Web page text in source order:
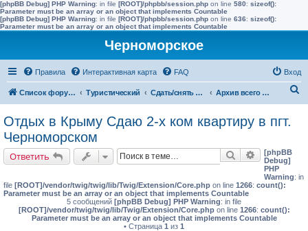
[phpBB Debug] PHP Warning: in file [ROOT]/phpbb/session.php on line 580: sizeof():
Parameter must be an array or an object that implements Countable
[phpBB Debug] PHP Warning: in file [ROOT]/phpbb/session.php on line 636: sizeof():
Parameter must be an array or an object that implements Countable
Черноморское
Правила Интерактивная карта FAQ Вход
Список форумов Туристический Сдать/снять в других населенных пунктах района Архив всего жилья до 2015 года
Отдых в Крыму Сдаю 2-х ком квартиру в пгт.
Черноморском
Ответить Поиск
[phpBB
Debug]
PHP
Warning: in
file [ROOT]/vendor/twig/twig/lib/Twig/Extension/Core.php on line 1266: count():
Parameter must be an array or an object that implements Countable
5 сообщений [phpBB Debug] PHP Warning: in file
[ROOT]/vendor/twig/twig/lib/Twig/Extension/Core.phpon line 1266: count():
Parameter must be an array or an object that implements Countable
• Страница 1 из 1